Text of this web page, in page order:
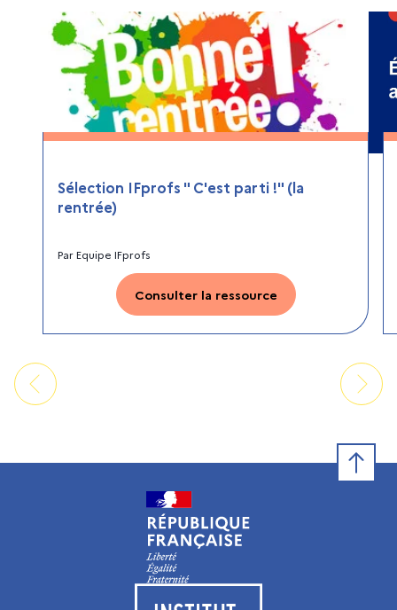
Sélection IFprofs " C'est parti !" (la
rentrée)
ParEquipe IFprofs
Consulter la ressource
Visiter le site de l’Institut français